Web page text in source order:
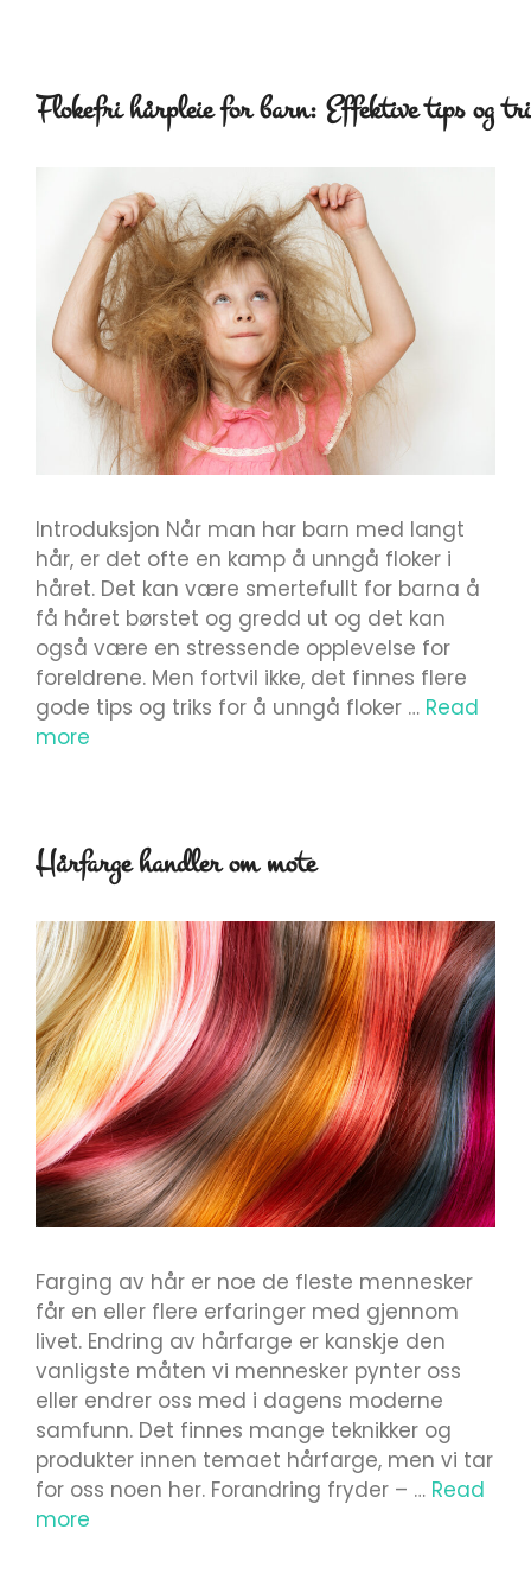
Flokefri hårpleie for barn: Effektive tips og
Introduksjon Når man har barn med langt
hår, er det ofte en kamp å unngå floker i
håret. Det kan være smertefullt for barna å
få håret børstet og gredd ut og det kan
også være en stressende opplevelse for
foreldrene. Men fortvil ikke, det finnes flere
gode tips og triks for å unngå floker … Read
more
Hårfarge handler om mote
Farging av hår er noe de fleste mennesker
får en eller flere erfaringer med gjennom
livet. Endring av hårfarge er kanskje den
vanligste måten vi mennesker pynter oss
eller endrer oss med i dagens moderne
samfunn. Det finnes mange teknikker og
produkter innen temaet hårfarge, men vi tar
for oss noen her. Forandring fryder – … Read
more